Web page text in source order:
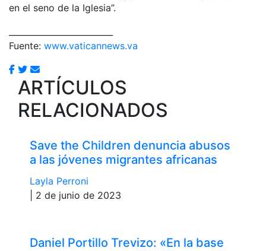
en el seno de la Iglesia”.
Fuente: www.vaticannews.va
ARTÍCULOS
RELACIONADOS
Save the Children denuncia abusos
a las jóvenes migrantes africanas
Layla Perroni
| 2 de junio de 2023
Daniel Portillo Trevizo: «En la base